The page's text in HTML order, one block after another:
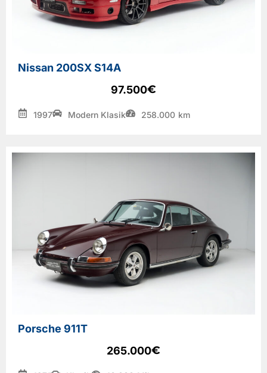
Nissan 200SX S14A
97.500€
1997 Modern Klasik 258.000 km
Porsche 911T
265.000€